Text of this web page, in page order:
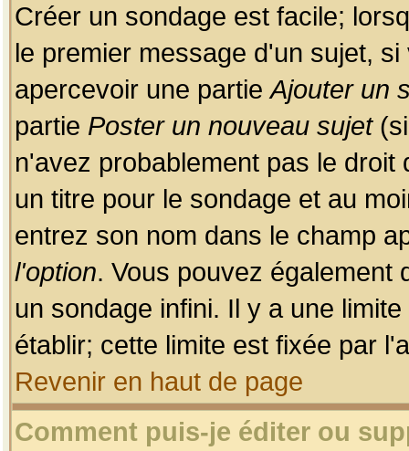
Créer un sondage est facile;
le premier message d'un sujet,
apercevoir une partieAjouter un
partie Poster un nouveau sujet(si
n'avez probablement pas le
un titre pour le sondage et au
entrez son nom dans le champ
l'option. Vous pouvez également
un sondage infini. Il y a une
établir; cette limite est fixée par
Revenir en haut de page
Comment puis-je éditer ou